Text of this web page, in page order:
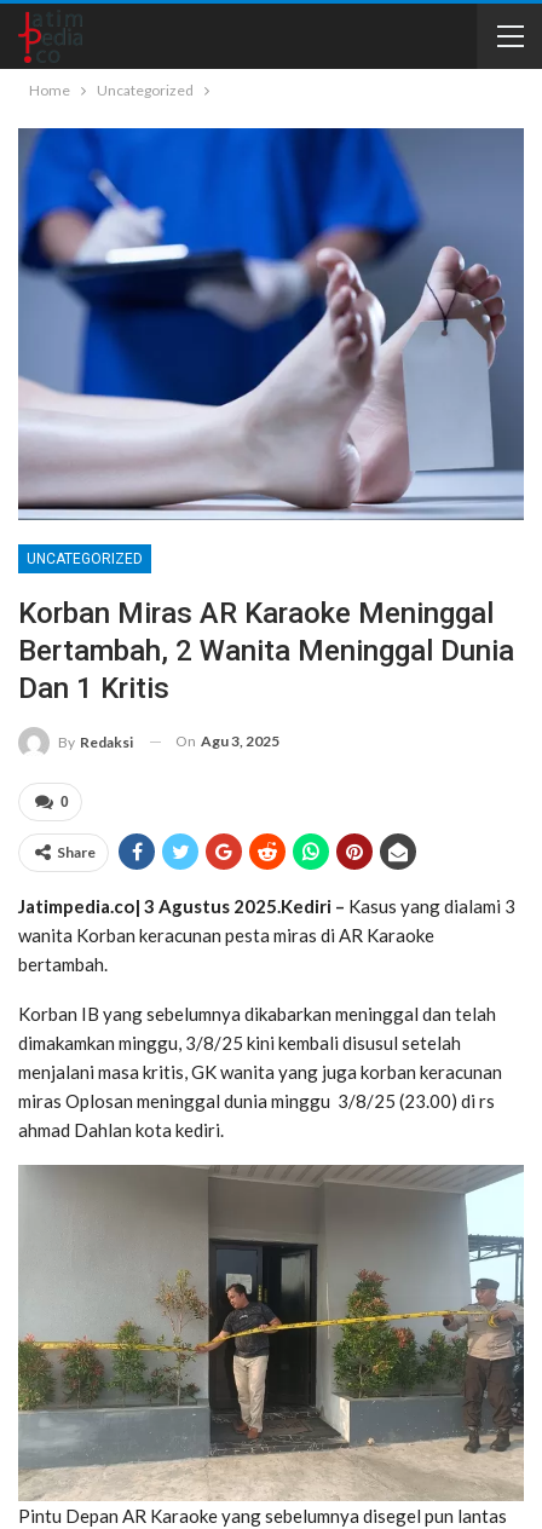
Home Uncategorized
UNCATEGORIZED
Korban Miras AR Karaoke Meninggal
Bertambah, 2 Wanita Meninggal Dunia
Dan 1 Kritis
By Redaksi On Agu 3, 2025
0
Share
Jatimpedia.co| 3 Agustus 2025.Kediri – Kasus yang dialami 3
wanita Korban keracunan pesta miras di AR Karaoke
bertambah.
Korban IB yang sebelumnya dikabarkan meninggal dan telah
dimakamkan minggu, 3/8/25 kini kembali disusul setelah
menjalani masa kritis, GK wanita yang juga korban keracunan
miras Oplosan meninggal dunia minggu 3/8/25 (23.00) di rs
ahmad Dahlan kota kediri.
Pintu Depan AR Karaoke yang sebelumnya disegel pun lantas